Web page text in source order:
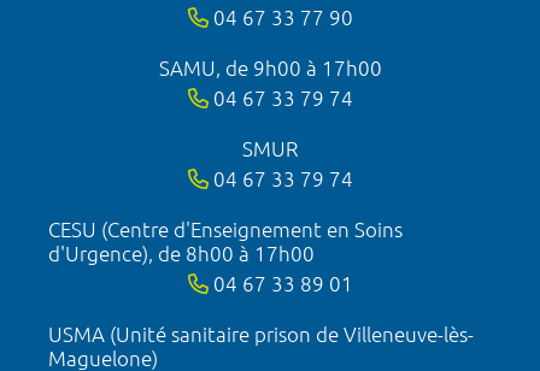
04 67 33 77 90
SAMU, de 9h00 à 17h00
04 67 33 79 74
SMUR
04 67 33 79 74
CESU (Centre d'Enseignement en Soins
d'Urgence), de 8h00 à 17h00
04 67 33 89 01
USMA (Unité sanitaire prison de Villeneuve-lès-
Maguelone)